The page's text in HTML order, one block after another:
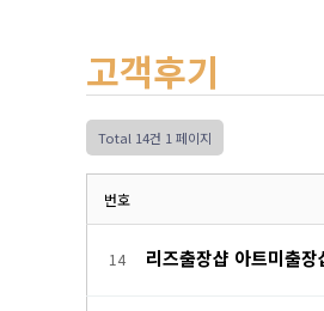
고객후기
Total 14건 1 페이지
번호
14 리즈출장샵 아트미출